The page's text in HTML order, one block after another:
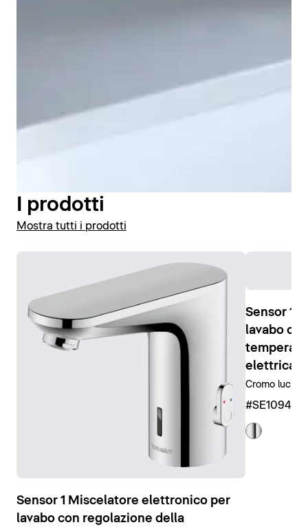
Grazie al funzionamento senza contatto, la
rubinetteria Duravit Sensor 1 è perfetta per gli spazi
pubblici, in quanto particolarmente igienica e
Duravit Sensor 1 è particolarmente semplice.
I prodotti
Mostra tutti i prodotti
Sensor 1 Miscelatore elettronico per
lavabo con regolazione della
Sensor 1
lavabo
elettrica
Cromo